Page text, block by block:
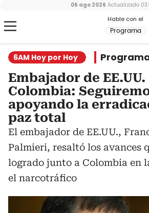
Hable con el
Programa
06 ago 2026 Actualizado
6AM Hoy por Hoy
Embajador de EE.UU.
Colombia:
apoyando la
paz total
El embajador de EE.UU.,
Palmieri, resaltó los avances
logrado junto a Colombia en
el narcotráfico